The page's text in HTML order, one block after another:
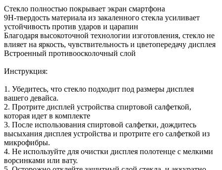
Стекло полностью покрывает экран смартфона
9H-твердость материала из закаленного стекла усиливает
устойчивость против ударов и царапин
Благодаря высокоточной технологии изготовления, стекло не
влияет на яркость, чувствительность и цветопередачу дисплея
Встроенный противоосколочный слой
Инструкция:
1. Убедитесь, что стекло подходит под размеры дисплея
вашего девайса.
2. Протрите дисплей устройства спиртовой салфеткой,
которая идет в комплекте
3. После использования спиртовой салфетки, дождитесь
высыхания дисплея устройства и протрите его салфеткой из
микрофибры.
4. Не используйте для очистки дисплея полотенце с мелкими
ворсинками или вату.